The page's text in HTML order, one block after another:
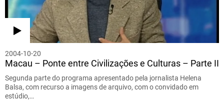
2004-10-20
Macau – Ponte entre Civilizações e Culturas – Parte II
Segunda parte do programa apresentado pela jornalista Helena
Balsa, com recurso a imagens de arquivo, com o convidado em
estúdio,…